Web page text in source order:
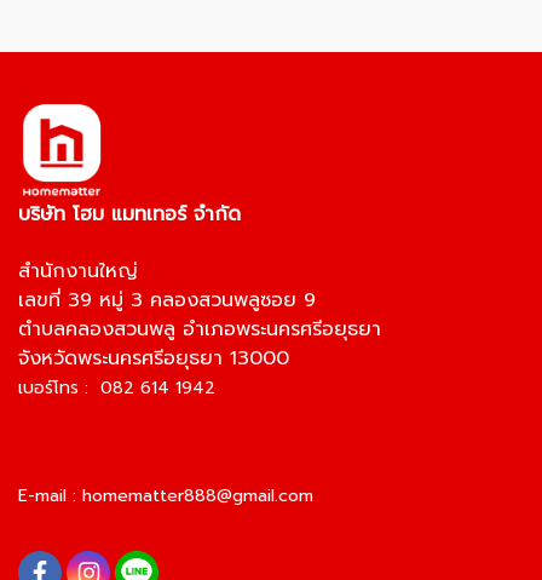
บริษัท โฮม แมทเทอร์ จำกัด
สำนักงานใหญ่
เลขที่ 39 หมู่ 3 คลองสวนพลูซอย 9
ตำบลคลองสวนพลู อำเภอพระนครศรีอยุธยา
จังหวัดพระนครศรีอยุธยา 13000
เบอร์โทร : 082 614 1942
E-mail : homematter888@gmail.com